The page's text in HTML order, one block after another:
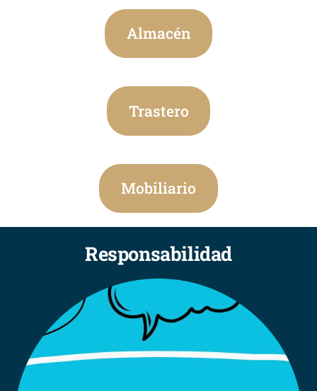
Almacén
Trastero
Mobiliario
Responsabilidad